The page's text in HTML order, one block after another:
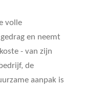
volle
en neemt
- van zijn
de
aanpak is